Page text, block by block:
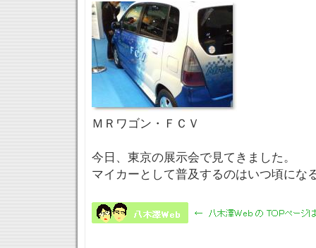
ＭＲワゴン・ＦＣＶ
今日、東京の展示会で見てきました。
マイカーとして普及するのはいつ頃にな